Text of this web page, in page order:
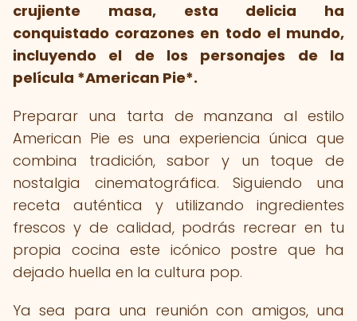
crujiente masa, esta delicia ha
conquistado corazones en todo el mundo,
incluyendo el de los personajes de la
película *American Pie*.
Preparar una tarta de manzana al estilo
American Pie es una experiencia única que
combina tradición, sabor y un toque de
nostalgia cinematográfica. Siguiendo una
receta auténtica y utilizando ingredientes
frescos y de calidad, podrás recrear en tu
propia cocina este icónico postre que ha
dejado huella en la cultura pop.
Ya sea para una reunión con amigos, una